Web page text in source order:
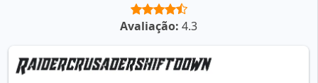
Avaliação: 4.3